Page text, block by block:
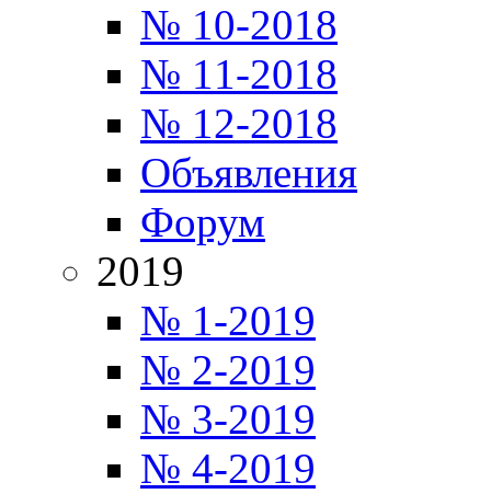
№ 10-2018
№ 11-2018
№ 12-2018
Объявления
Форум
2019
№ 1-2019
№ 2-2019
№ 3-2019
№ 4-2019